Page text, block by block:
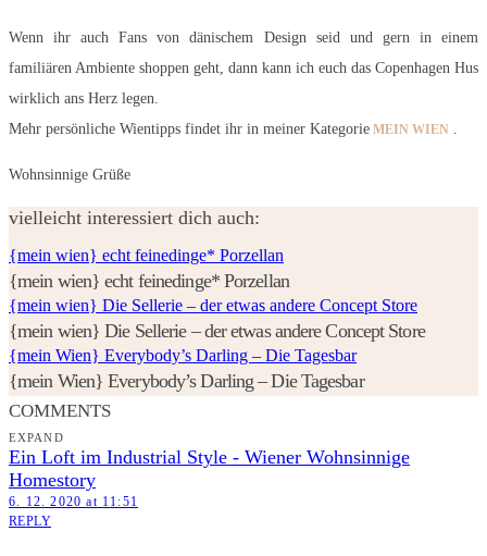
Wenn ihr auch Fans von dänischem Design seid und gern in einem
familiären Ambiente shoppen geht, dann kann ich euch das Copenhagen Hus
wirklich ans Herz legen.
Mehr persönliche Wientipps findet ihr in meiner Kategorie MEIN WIEN .
Wohnsinnige Grüße
vielleicht interessiert dich auch:
{mein wien} echt feinedinge* Porzellan
{mein wien} echt feinedinge* Porzellan
{mein wien} Die Sellerie – der etwas andere Concept Store
{mein wien} Die Sellerie – der etwas andere Concept Store
{mein Wien} Everybody’s Darling – Die Tagesbar
{mein Wien} Everybody’s Darling – Die Tagesbar
COMMENTS
EXPAND
Ein Loft im Industrial Style - Wiener Wohnsinnige
Homestory
6. 12. 2020 at 11:51
REPLY